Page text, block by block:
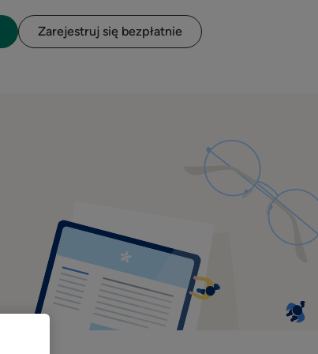
Zarejestruj się bezpłatnie